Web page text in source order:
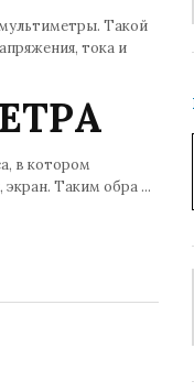
мультиметры. Такой
тока и
в котором
экран. Таким обра ...